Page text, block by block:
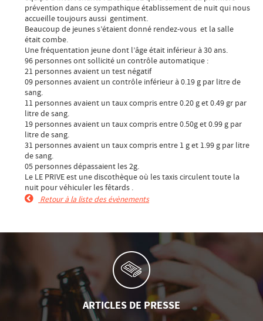
prévention dans ce sympathique établissement de nuit qui nous
accueille toujours aussi gentiment.
Beaucoup de jeunes s’étaient donné rendez-vous et la salle
était combe.
Une fréquentation jeune dont l’âge était inférieur à 30 ans.
96 personnes ont sollicité un contrôle automatique :
21 personnes avaient un test négatif
09 personnes avaient un contrôle inférieur à 0.19 g par litre de
sang.
11 personnes avaient un taux compris entre 0.20 g et 0.49 gr par
litre de sang.
19 personnes avaient un taux compris entre 0.50g et 0.99 g par
litre de sang.
31 personnes avaient un taux compris entre 1 g et 1.99 g par litre
de sang.
05 personnes dépassaient les 2g.
Le LE PRIVE est une discothèque où les taxis circulent toute la
nuit pour véhiculer les fêtards .
Retour à la liste des évènements
ARTICLES DE PRESSE